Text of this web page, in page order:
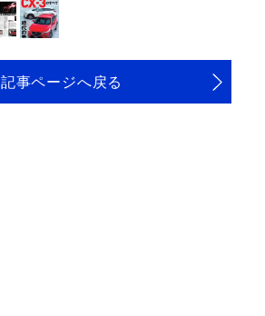
記事ページへ戻る